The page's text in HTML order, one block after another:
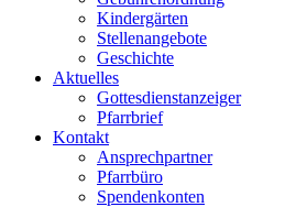
Kindergärten
Stellenangebote
Geschichte
Aktuelles
Gottesdienstanzeiger
Pfarrbrief
Kontakt
Ansprechpartner
Pfarrbüro
Spendenkonten